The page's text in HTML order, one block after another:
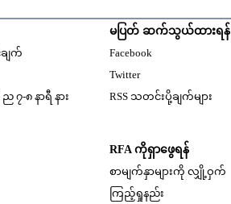
ျက်
၇-၈ နာရီ နား
မပြတ် ဆက်သွယ်ထားရန်
Facebook
Twitter
RSS သတင်းပို့ချက်များ
RFA ကိုရှာဖွေရန်
စာမျက်နှာများကို လျှို့ဝှက်
ကြည့်ရှုနည်း